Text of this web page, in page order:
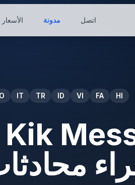
الأسعار مدونة اتصل
IT TR ID VI FA HI